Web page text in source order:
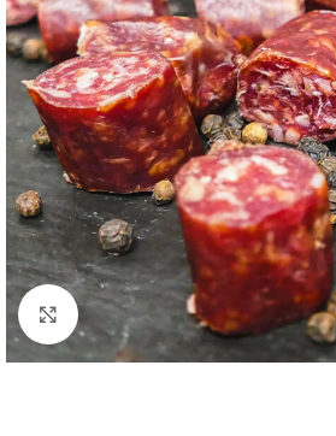
Click to enlarge